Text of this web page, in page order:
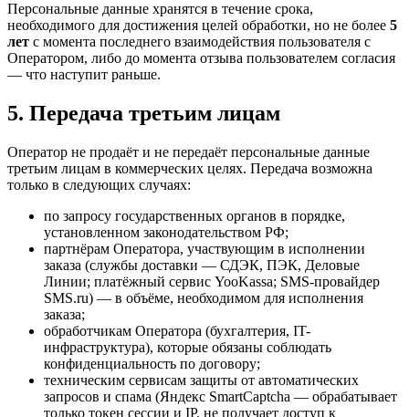
Персональные данные хранятся в течение срока,
необходимого для достижения целей обработки, но не более 5
лет с момента последнего взаимодействия пользователя с
Оператором, либо до момента отзыва пользователем согласия
— что наступит раньше.
5. Передача третьим лицам
Оператор не продаёт и не передаёт персональные данные
третьим лицам в коммерческих целях. Передача возможна
только в следующих случаях:
по запросу государственных органов в порядке,
установленном законодательством РФ;
партнёрам Оператора, участвующим в исполнении
заказа (службы доставки — СДЭК, ПЭК, Деловые
Линии; платёжный сервис YooKassa; SMS-провайдер
SMS.ru) — в объёме, необходимом для исполнения
заказа;
обработчикам Оператора (бухгалтерия, IT-
инфраструктура), которые обязаны соблюдать
конфиденциальность по договору;
техническим сервисам защиты от автоматических
запросов и спама (Яндекс SmartCaptcha — обрабатывает
только токен сессии и IP, не получает доступ к